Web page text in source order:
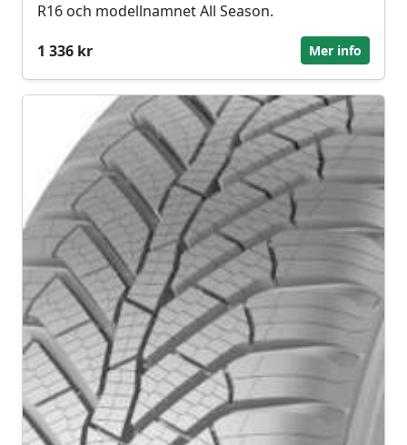
R16 och modellnamnet All Season.
1 336 kr
Mer info